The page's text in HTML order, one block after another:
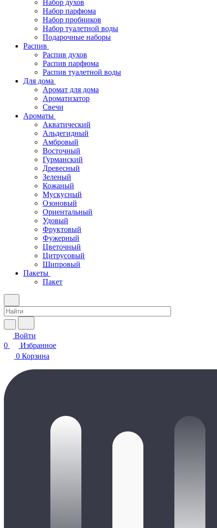
Набор духов
Набор парфюма
Набор пробников
Набор туалетной воды
Подарочные наборы
Распив
Распив духов
Распив парфюма
Распив туалетной воды
Для дома
Аромат для дома
Ароматизатор
Свечи
Ароматы
Акватический
Альдегидный
Амбровый
Восточный
Гурманский
Древесный
Зеленый
Кожаный
Мускусный
Озоновый
Ориентальный
Удовый
Фруктовый
Фужерный
Цветочный
Цитрусовый
Шипровый
Пакеты
Пакет
Войти
0
Избранное
0 Корзина